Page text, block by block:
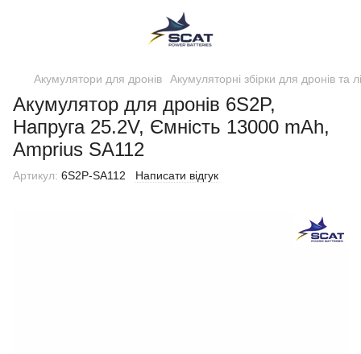
Акумулятори для дронів Акумуляторні збірки для дронів та
Акумулятор для дронів 6S2P,
Напруга 25.2V, Ємність 13000 mAh,
Amprius SA112
Артикул: 6S2P-SA112 Написати відгук